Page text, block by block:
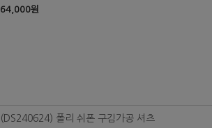
64,000원
(DS240624) 폴리 쉬폰 구김가공 셔츠